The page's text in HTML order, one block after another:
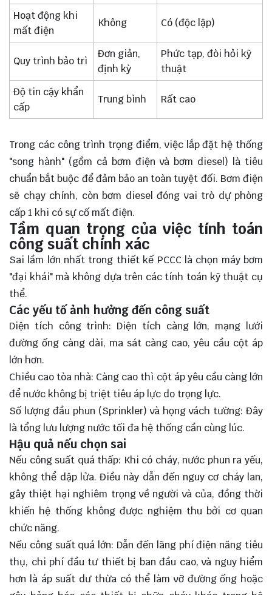
Hoạt động khi
mất điện
Không Có (độc lập)
Quy trình bảo trì
Đơn giản,
định kỳ
Phức tạp, đòi hỏi kỹ
thuật
Độ tin cậy khẩn
cấp
Trung bình Rất cao
Trong các công trình trọng điểm, việc lắp đặt hệ thống
"song hành" (gồm cả bơm điện và bơm diesel) là tiêu
chuẩn bắt buộc để đảm bảo an toàn tuyệt đối. Bơm điện
sẽ chạy chính, còn bơm diesel đóng vai trò dự phòng
cấp 1 khi có sự cố mất điện.
Tầm quan trọng của việc tính toán
công suất chính xác
Sai lầm lớn nhất trong thiết kế PCCC là chọn máy bơm
"đại khái" mà không dựa trên các tính toán kỹ thuật cụ
thể.
Các yếu tố ảnh hưởng đến công suất
Diện tích công trình: Diện tích càng lớn, mạng lưới
đường ống càng dài, ma sát càng cao, yêu cầu cột áp
lớn hơn.
Chiều cao tòa nhà: Càng cao thì cột áp yêu cầu càng lớn
để nước không bị triệt tiêu áp lực do trọng lực.
Số lượng đầu phun (Sprinkler) và họng vách tường: Đây
là tổng lưu lượng nước tối đa hệ thống cần cùng lúc.
Hậu quả nếu chọn sai
Nếu công suất quá thấp: Khi có cháy, nước phun ra yếu,
không thể dập lửa. Điều này dẫn đến nguy cơ cháy lan,
gây thiệt hại nghiêm trọng về người và của, đồng thời
khiến hệ thống không được nghiệm thu bởi cơ quan
chức năng.
Nếu công suất quá lớn: Dẫn đến lãng phí điện năng tiêu
thụ, chi phí đầu tư thiết bị ban đầu cao, và nguy hiểm
hơn là áp suất dư thừa có thể làm vỡ đường ống hoặc